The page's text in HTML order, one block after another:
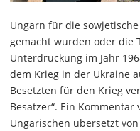
Ungarn für die
gemacht wurden oder die
Unterdrückung im Jahr
dem Krieg in der Ukraine
Besetzten für den Krieg
Besatzer“. Ein Kommentar
Ungarischen übersetzt von